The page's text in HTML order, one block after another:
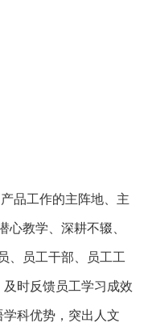
品工作的主阵地、主
教学、深耕不辍、
、员工干部、员工工
时反馈员工学习成效
科优势，突出人文